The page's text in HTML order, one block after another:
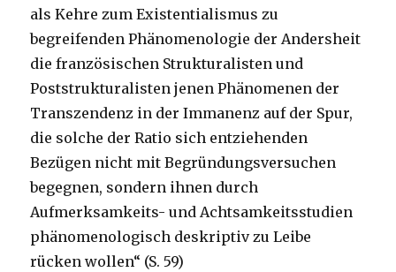
als Kehre zum Existentialismus zu
begreifenden Phänomenologie der Andersheit
die französischen Strukturalisten und
Poststrukturalisten jenen Phänomenen der
Transzendenz in der Immanenz auf der Spur,
die solche der Ratio sich entziehenden
Bezügen nicht mit Begründungsversuchen
begegnen, sondern ihnen durch
Aufmerksamkeits- und Achtsamkeitsstudien
phänomenologisch deskriptiv zu Leibe
rücken wollen“ (S. 59)